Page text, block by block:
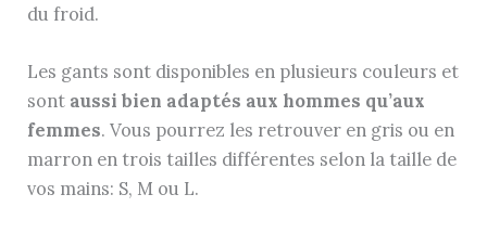
du froid.
Les gants sont disponibles en plusieurs couleurs et
sont aussi bien adaptés aux hommes qu’aux
femmes. Vous pourrez les retrouver en gris ou en
marron en trois tailles différentes selon la taille de
vos mains: S, M ou L.